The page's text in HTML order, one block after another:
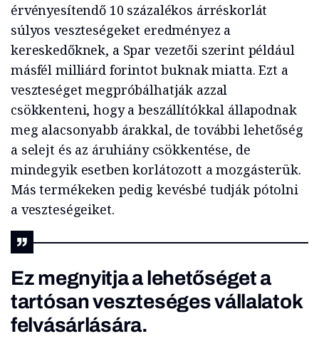
érvényesítendő 10 százalékos árréskorlát
súlyos veszteségeket eredményez a
kereskedőknek, a Spar vezetői szerint például
másfél milliárd forintot buknak miatta. Ezt a
veszteséget megpróbálhatják azzal
csökkenteni, hogy a beszállítókkal állapodnak
meg alacsonyabb árakkal, de további lehetőség
a selejt és az áruhiány csökkentése, de
mindegyik esetben korlátozott a mozgásterük.
Más termékeken pedig kevésbé tudják pótolni
a veszteségeiket.
Ez megnyitja a lehetőséget a
tartósan veszteséges vállalatok
felvásárlására.